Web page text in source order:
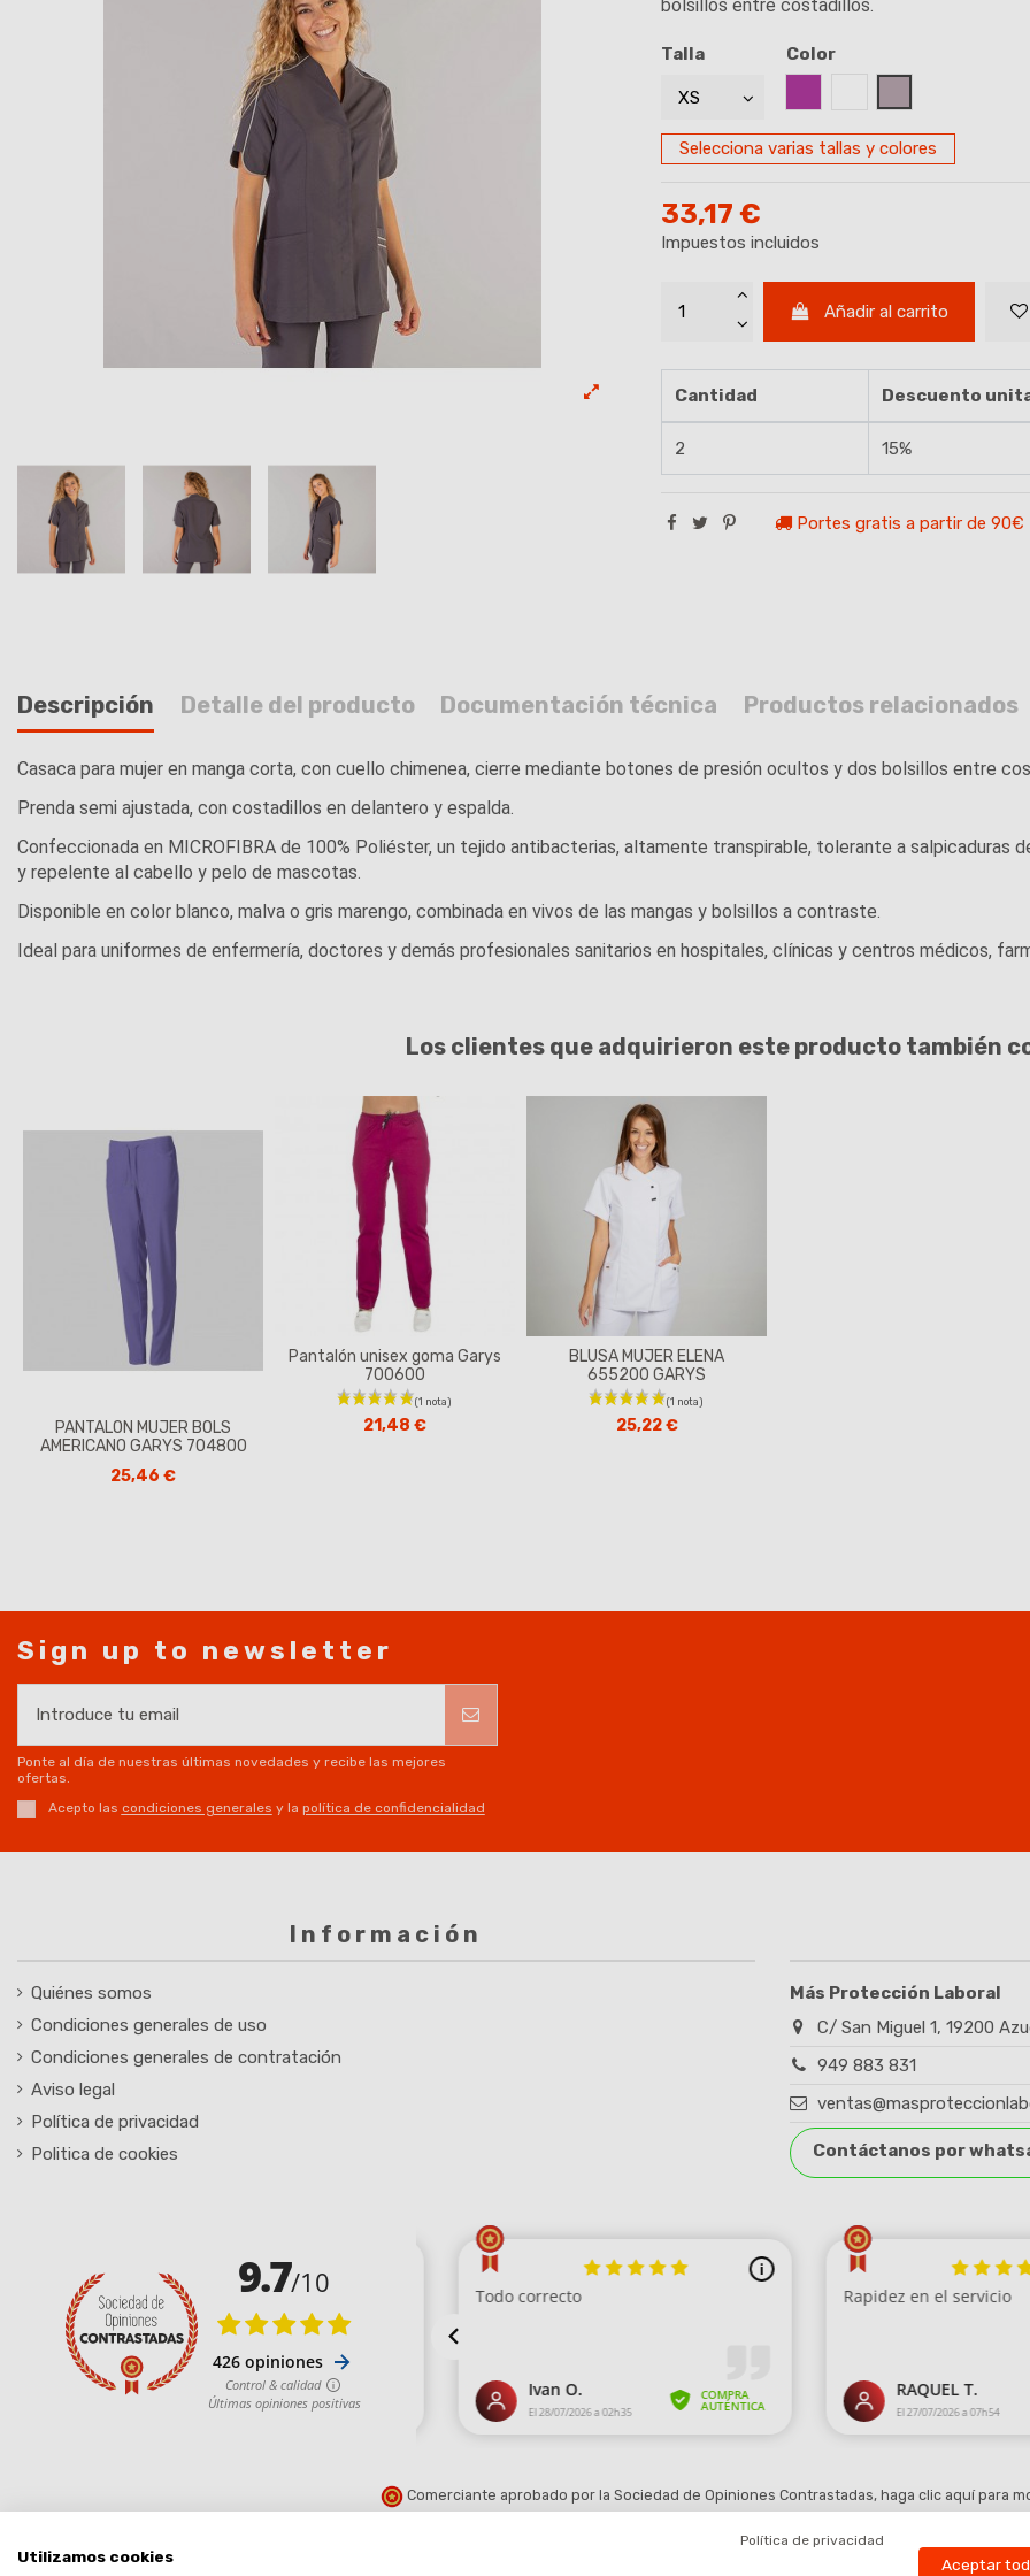
bolsillos entre costadillos.
Talla
Color
Selecciona varias tallas y colores
33,17 €
Impuestos incluidos
Añadir al carrito
Cantidad Descuento
2 15%
Portes gratis a partir de 90€
Descripción Detalle del producto Documentación técnica Productos relacionados
Casaca para mujer en manga corta, con cuello chimenea, cierre mediante botones de presión ocultos y dos bolsillos entre
Prenda semi ajustada, con costadillos en delantero y espalda.
Confeccionada en MICROFIBRA de 100% Poliéster, un tejido antibacterias, altamente transpirable, tolerante a salpicaduras
y repelente al cabello y pelo de mascotas.
Disponible en color blanco, malva o gris marengo, combinada en vivos de las mangas y bolsillos a contraste.
Ideal para uniformes de enfermería, doctores y demás profesionales sanitarios en hospitales, clínicas y centros médicos,
Los clientes que adquirieron este producto también
PANTALON MUJER BOLS
AMERICANO GARYS 704800
25,46 €
Pantalón unisex goma Garys
700600
21,48 €
BLUSA MUJER ELENA
655200 GARYS
25,22 €
Sign up to newsletter
Ponte al día de nuestras últimas novedades y recibe las mejores
ofertas.
Acepto las condiciones generales y la política de confidencialidad
Información
Quiénes somos
Condiciones generales de uso
Condiciones generales de contratación
Aviso legal
Política de privacidad
Politica de cookies
Más Protección Laboral
C/ San Miguel 1, 19200
949 883 831
Contáctanos por
Comerciante aprobado por la Sociedad de Opiniones Contrastadas, haga clic aquí para
Política de privacidad
Utilizamos cookies Aceptar